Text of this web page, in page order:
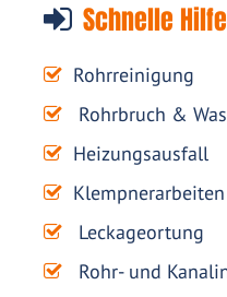
Schnelle
Rohrreinigung
Rohrbruch &
Heizungsausfall
Klempnerarbeiten
Leckageortung
Rohr- und